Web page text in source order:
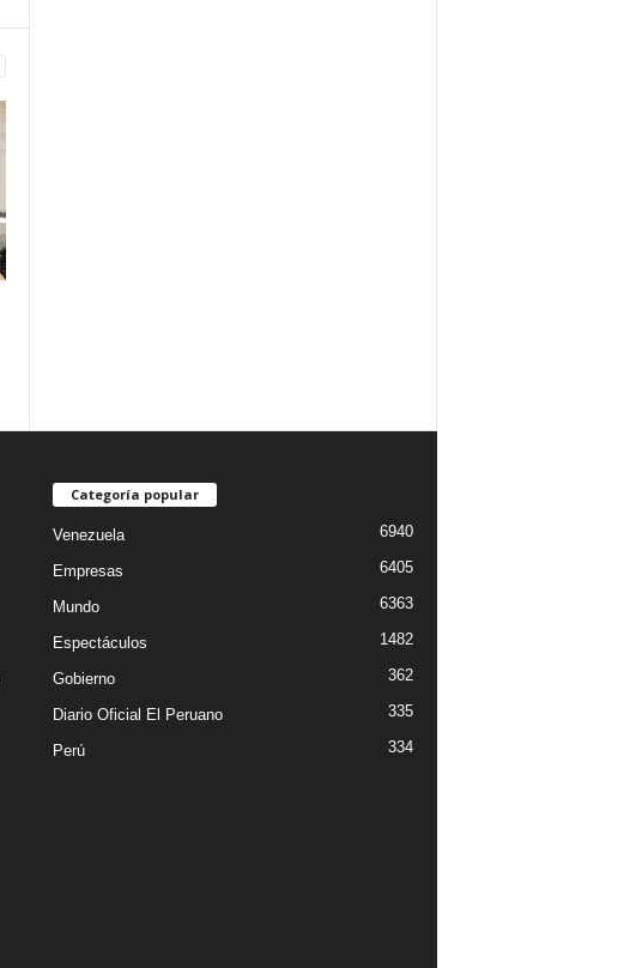
Categoría popular
Venezuela 6940
Empresas 6405
Mundo 6363
Espectáculos 1482
Gobierno 362
Diario Oficial El Peruano 335
Perú 334